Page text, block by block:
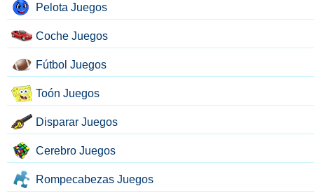
Pelota Juegos
Coche Juegos
Fútbol Juegos
Toón Juegos
Disparar Juegos
Cerebro Juegos
Rompecabezas Juegos